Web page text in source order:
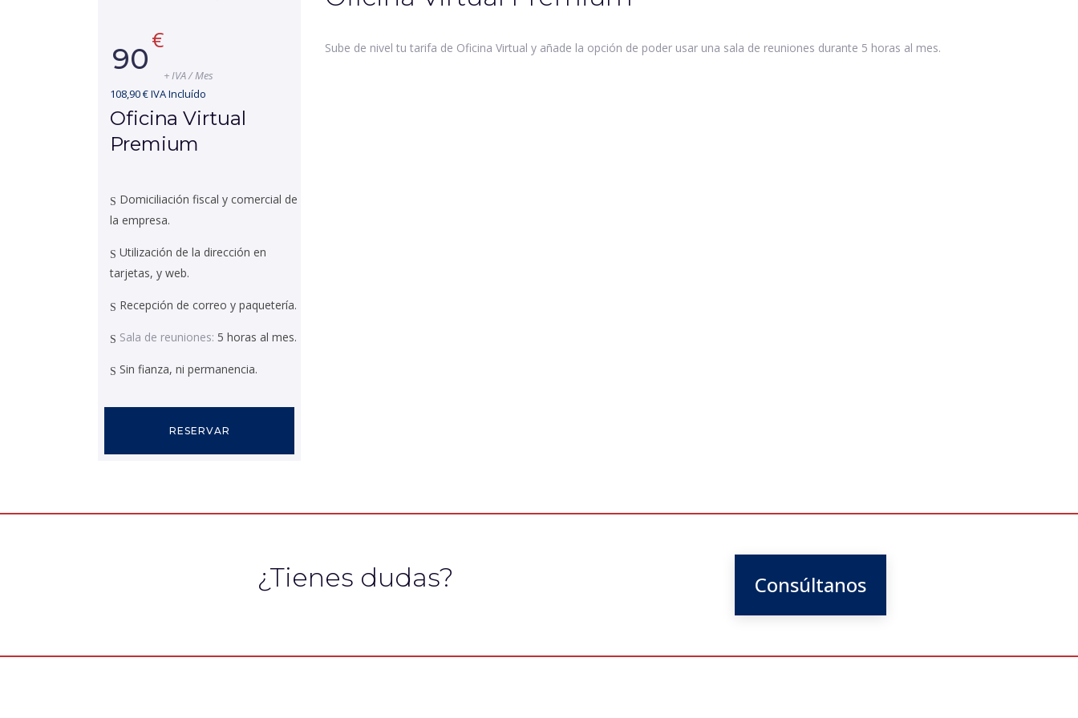
90
€
+ IVA / Mes
108,90 € IVA Incluído
Oficina Virtual
Premium
Domiciliación fiscal y comercial de
la empresa.
Utilización de la dirección en
tarjetas, y web.
Recepción de correo y paquetería.
Sala de reuniones: 5 horas al mes.
Sin fianza, ni permanencia.
RESERVAR
Sube de nivel tu tarifa de Oficina Virtual y añade la opción de poder usar una sala de reuniones durante 5 horas al mes.
¿Tienes dudas? Consúltanos